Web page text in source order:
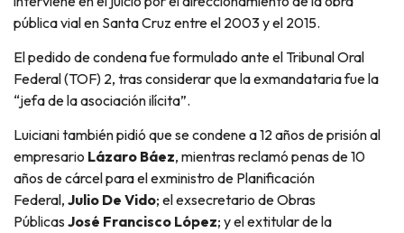
pública vial en Santa Cruz entre el 2003 y el 2015.
El pedido de condena fue formulado ante el Tribunal Oral
Federal (TOF) 2, tras considerar que la exmandataria fue la
“jefa de la asociación ilícita”.
Luiciani también pidió que se condene a 12 años de prisión al
empresario Lázaro Báez, mientras reclamó penas de 10
años de cárcel para el exministro de Planificación
Federal, Julio De Vido; el exsecretario de Obras
Públicas José Francisco López; y el extitular de la